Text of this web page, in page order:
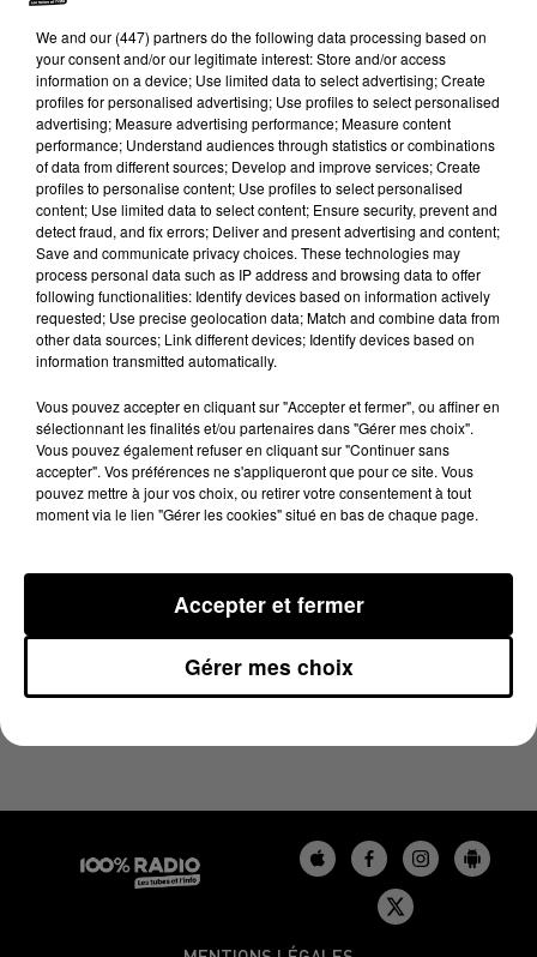
Lecture (1 min 16 sec)
100%
20 novembre 2025 - 1 min 16 sec
L'AGENDA DU BÉARN DU 20/11/2025 À 11H39
We and our (447) partnersdo the following data processing based on
your consent and/or our legitimate interest: Store and/or access
information on a device; Use limited data to select advertising; Create
profiles for personalised advertising; Use profiles to select personalised
advertising; Measure advertising performance; Measure content
performance; Understand audiences through statistics or combinations
of data from different sources; Develop and improve services; Create
profiles to personalise content; Use profiles to select personalised
content; Use limited data to select content; Ensure security, prevent and
detect fraud, and fix errors; Deliver and present advertising and content;
Save and communicate privacy choices. These technologies may
process personal data such as IP address and browsing data to offer
following functionalities: Identify devices based on information actively
requested; Use precise geolocation data; Match and combine data from
other data sources; Link different devices; Identify devices based on
information transmitted automatically.
Vous pouvez accepter en cliquant sur "Accepter et fermer", ou affiner en
sélectionnant les finalités et/ou partenaires dans "Gérer mes choix".
Vous pouvez également refuser en cliquant sur "Continuer sans
accepter". Vos préférences ne s'appliqueront que pour ce site. Vous
pouvez mettre à jour vos choix, ou retirer votre consentement à tout
moment via le lien "Gérer les cookies" situé en bas de chaque page.
Gérer mes choix
Accepter et fermer